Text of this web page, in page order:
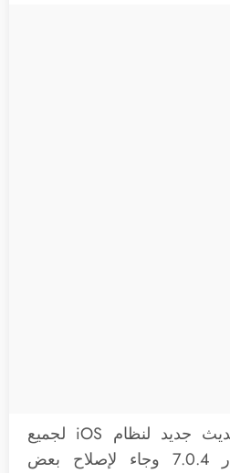
قامت آبل بإصدار تحديث جديد لنظام iOS لجميع
الأجهزة يحمل الإصدار 7.0.4 وجاء لإصلاح بعض